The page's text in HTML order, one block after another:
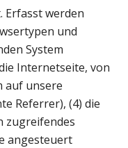
Erfasst werden
und
System
Internetseite, von
auf unsere
Referrer), (4) die
zugreifendes
angesteuert